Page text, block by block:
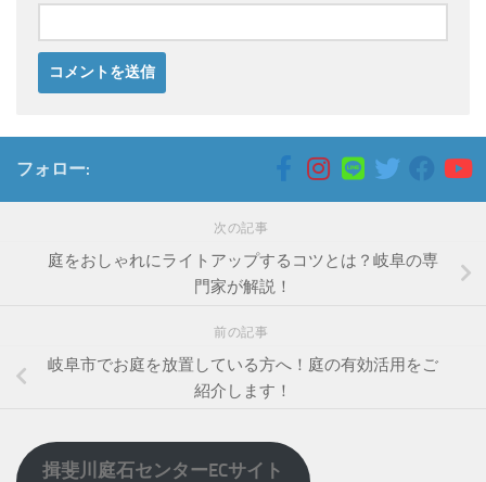
フォロー:
次の記事
庭をおしゃれにライトアップするコツとは？岐阜の専
門家が解説！
前の記事
岐阜市でお庭を放置している方へ！庭の有効活用をご
紹介します！
揖斐川庭石センターECサイト